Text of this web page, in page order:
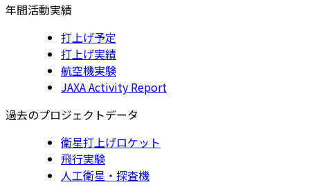
年間活動実績
打上げ予定
打上げ実績
航空機実験
JAXA Activity Report
過去のプロジェクトデータ
衛星打上げロケット
飛行実験
人工衛星・探査機